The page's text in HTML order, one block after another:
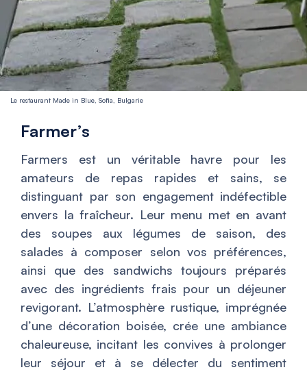
Le restaurant Made in Blue, Sofia, Bulgarie
Farmer’s
Farmers est un véritable havre pour les
amateurs de repas rapides et sains, se
distinguant par son engagement indéfectible
envers la fraîcheur. Leur menu met en avant
des soupes aux légumes de saison, des
salades à composer selon vos préférences,
ainsi que des sandwichs toujours préparés
avec des ingrédients frais pour un déjeuner
revigorant. L’atmosphère rustique, imprégnée
d’une décoration boisée, crée une ambiance
chaleureuse, incitant les convives à prolonger
leur séjour et à se délecter du sentiment